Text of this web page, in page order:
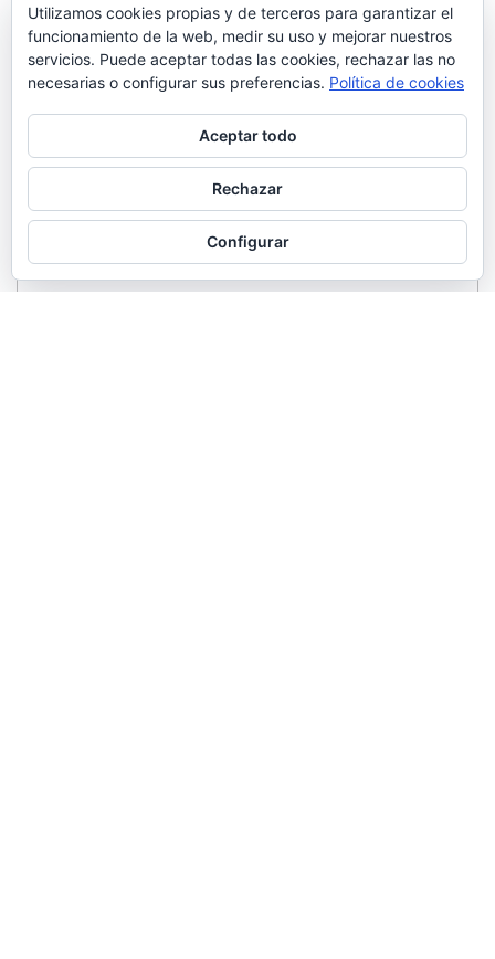
Utilizamos cookies propias y de terceros para garantizar el
funcionamiento de la web, medir su uso y mejorar nuestros
servicios. Puede aceptar todas las cookies, rechazar las no
necesarias o configurar sus preferencias. Política de cookies
Aceptar todo
Rechazar
Configurar